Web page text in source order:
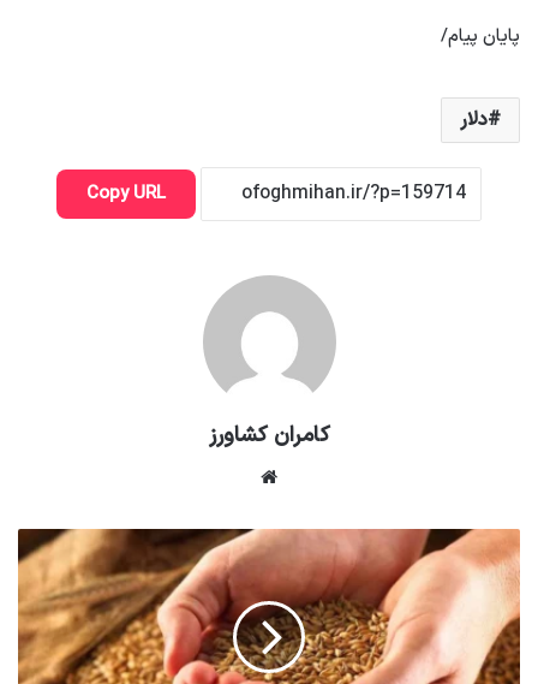
پایان پیام/
دلار
Copy URL
کامران کشاورز